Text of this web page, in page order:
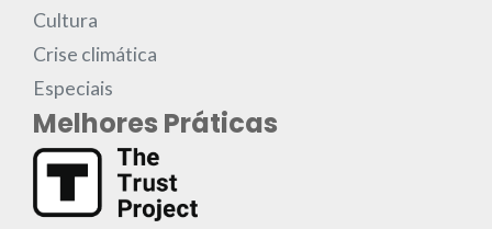
Cultura
Crise climática
Especiais
Melhores Práticas